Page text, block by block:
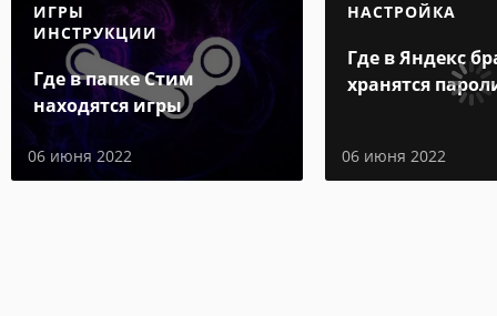
ИГРЫ
ИНСТРУКЦИИ
Где в папке Стим
находятся игры
06 июня 2022
НАСТРОЙКА
Где в Яндекс
хранятся
06 июня 2022